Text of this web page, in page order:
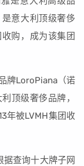
意大利顶级奢侈
购，成为该集团
牌LoroPiana（诺
顶级奢侈品牌，
年被LVMH集团收
查询十大牌子网